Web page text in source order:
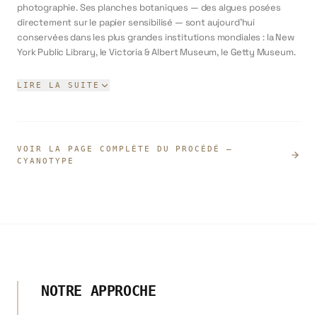
photographie. Ses planches botaniques — des algues posées
directement sur le papier sensibilisé — sont aujourd'hui
conservées dans les plus grandes institutions mondiales : la New
York Public Library, le Victoria & Albert Museum, le Getty Museum.
Le procédé a ensuite connu une seconde vie inattendue dans
construction.
de praticiens dans le monde entier.
LIRE LA SUITE
VOIR LA PAGE COMPLÈTE DU PROCÉDÉ
—
CYANOTYPE
NOTRE APPROCHE